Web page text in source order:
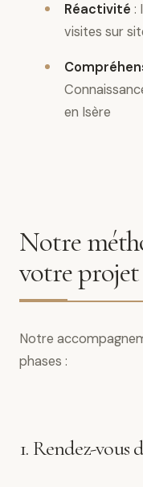
Réactivité :
visites sur
en Isère
Notre
votre projet
Notre
phases :
1. Rendez-vous